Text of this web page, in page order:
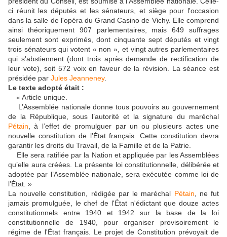
ci réunit les députés et les sénateurs, et siège pour l'occasion
dans la salle de l'opéra du Grand Casino de Vichy. Elle comprend
ainsi théoriquement 907 parlementaires, mais 649 suffrages
seulement sont exprimés, dont cinquante sept députés et vingt
trois sénateurs qui votent « non », et vingt autres parlementaires
qui s'abstiennent (dont trois après demande de rectification de
leur vote), soit 572 voix en faveur de la révision. La séance est
présidée par Jules Jeanneney.
Le texte adopté était :
« Article unique.
L’Assemblée nationale donne tous pouvoirs au gouvernement
de la République, sous l’autorité et la signature du maréchal
Pétain, à l’effet de promulguer par un ou plusieurs actes une
nouvelle constitution de l’État français. Cette constitution devra
garantir les droits du Travail, de la Famille et de la Patrie.
Elle sera ratifiée par la Nation et appliquée par les Assemblées
qu’elle aura créées. La présente loi constitutionnelle, délibérée et
adoptée par l’Assemblée nationale, sera exécutée comme loi de
l’État. »
La nouvelle constitution, rédigée par le maréchal Pétain, ne fut
jamais promulguée, le chef de l'État n'édictant que douze actes
constitutionnels entre 1940 et 1942 sur la base de la loi
constitutionnelle de 1940, pour organiser provisoirement le
régime de l'État français. Le projet de Constitution prévoyait de